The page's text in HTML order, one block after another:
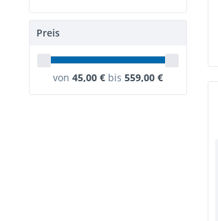
Preis
von 45,00 € bis 559,00 €